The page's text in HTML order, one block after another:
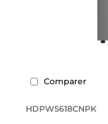
Comparer
HDPW5618CNPK